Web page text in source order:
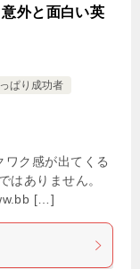
外と面白い英
ぱり成功者
ク感が出てくる
ありません。
[…]